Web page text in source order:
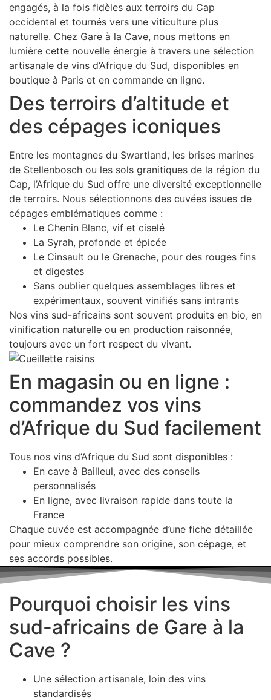
engagés, à la fois fidèles aux terroirs du Cap
occidental et tournés vers une viticulture plus
naturelle. Chez Gare à la Cave, nous mettons en
lumière cette nouvelle énergie à travers une sélection
artisanale de vins d’Afrique du Sud, disponibles en
boutique à Paris et en commande en ligne.
Des terroirs d’altitude et
des cépages iconiques
Entre les montagnes du Swartland, les brises marines
de Stellenbosch ou les sols granitiques de la région du
Cap, l’Afrique du Sud offre une diversité exceptionnelle
de terroirs. Nous sélectionnons des cuvées issues de
cépages emblématiques comme :
Le Chenin Blanc, vif et ciselé
La Syrah, profonde et épicée
Le Cinsault ou le Grenache, pour des rouges fins
et digestes
Sans oublier quelques assemblages libres et
expérimentaux, souvent vinifiés sans intrants
Nos vins sud-africains sont souvent produits en bio, en
vinification naturelle ou en production raisonnée,
toujours avec un fort respect du vivant.
En magasin ou en ligne :
commandez vos vins
d’Afrique du Sud facilement
Tous nos vins d’Afrique du Sud sont disponibles :
En cave à Bailleul, avec des conseils
personnalisés
En ligne, avec livraison rapide dans toute la
France
Chaque cuvée est accompagnée d’une fiche détaillée
pour mieux comprendre son origine, son cépage, et
ses accords possibles.
Pourquoi choisir les vins
sud-africains de Gare à la
Cave ?
Une sélection artisanale, loin des vins
standardisés